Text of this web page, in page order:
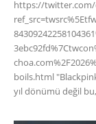
https://twitter.com/
boils.html
yıl dönümü değil